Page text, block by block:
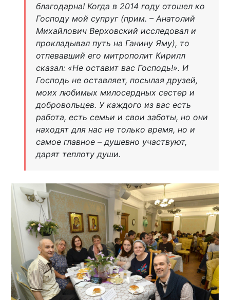
благодарна! Когда в 2014 году отошел ко
Господу мой супруг (прим. – Анатолий
Михайлович Верховский исследовал и
прокладывал путь на Ганину Яму), то
отпевавший его митрополит Кирилл
сказал: «Не оставит вас Господь!». И
Господь не оставляет, посылая друзей,
моих любимых милосердных сестер и
добровольцев. У каждого из вас есть
работа, есть семьи и свои заботы, но они
находят для нас не только время, но и
самое главное – душевно участвуют,
дарят теплоту души.